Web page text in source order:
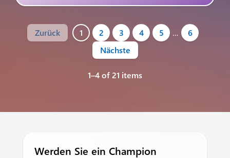
Zurück 1 2 3 4 5 …
6
Nächste
1–4 of 21 items
Werden Sie ein Champion